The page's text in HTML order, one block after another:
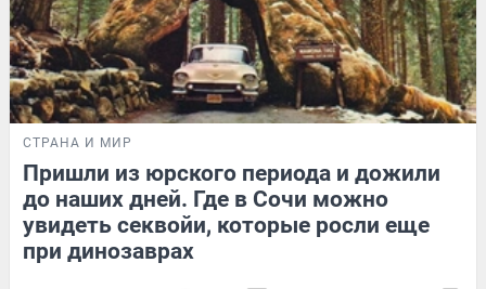
СТРАНА И МИР
Пришли из юрского периода и дожили
до наших дней. Где в Сочи можно
увидеть секвойи, которые росли еще
при динозаврах